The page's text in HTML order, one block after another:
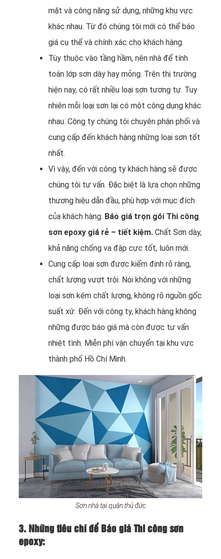
mặt và công năng sử dụng, những khu vực
khác nhau. Từ đó chúng tôi mới có thể báo
giá cụ thể và chính xác cho khách hàng.
Tùy thuộc vào tầng hầm, nên nhà để tính
toán lớp sơn dày hay mỏng. Trên thị trường
hiện nay, có rất nhiều loại sơn tương tự. Tuy
nhiên mỗi loại sơn lại có một công dụng khác
nhau. Công ty chúng tôi chuyên phân phối và
cung cấp đến khách hàng những loại sơn tốt
nhất.
Vì vậy, đến với công ty khách hàng sẽ được
chúng tôi tư vấn. Đặc biệt là lựa chọn những
thương hiệu dẫn đầu, phù hợp với mục đích
của khách hàng. Báo giá trọn gói Thi công
sơn epoxy giá rẻ – tiết kiệm. Chất Sơn dày,
khả năng chống va đập cực tốt, luôn mới.
Cung cấp loại sơn được kiểm định rõ ràng,
chất lượng vượt trội. Nói không với những
loại sơn kém chất lượng, không rõ nguồn gốc
suất xứ. Đến với công ty, khách hàng không
những được báo giá mà còn được tư vấn
nhiệt tình. Miễn phí vận chuyển tại khu vực
thành phố Hồ Chí Minh.
Sơn nhà tại quận thủ đức
3. Những tiêu chí để Báo giá Thi công sơn
epoxy: